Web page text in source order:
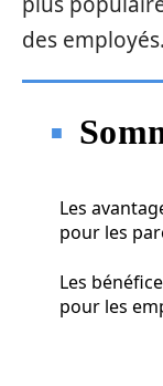
des employés.
Les
pour les
Les
pour les